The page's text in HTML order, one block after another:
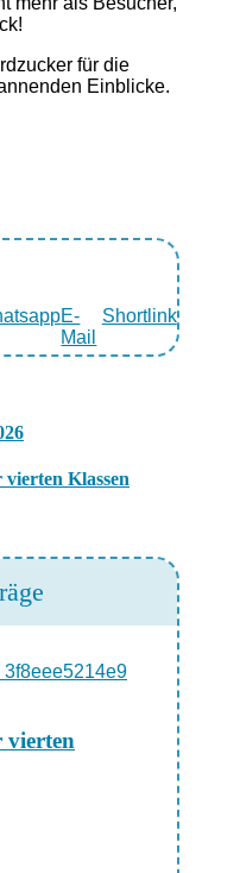
für die
Einblicke.
E-
Mail
Shortlink
vierten Klassen
vierten